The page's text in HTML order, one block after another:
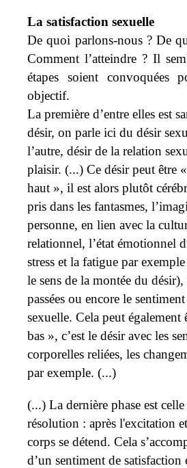
La satisfaction sexuelle
De quoi parlons-nous ? De
Comment l’atteindre ? Il
étapes soient convoquées
objectif.
La première d’entre elles est
désir, on parle ici du désir
l’autre, désir de la relation
plaisir. (...) Ce désir peut être
haut », il est alors plutôt
pris dans les fantasmes,
personne, en lien avec la
relationnel, l’état émotionnel
stress et la fatigue par
le sens de la montée du désir),
passées ou encore le
sexuelle. Cela peut également
bas », c’est le désiravec les
corporelles reliées, les
par exemple. (...)
(...) La dernière phase est
résolution : après l'excitation
corps se détend. Cela
d’un sentiment de satisfaction